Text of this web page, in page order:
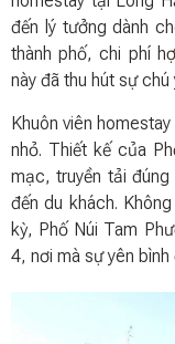
đến lý tưởng dành
thành phố, chi phí
này đã thu hút sự
Khuôn viên
nhỏ. Thiết kế của
mạc, truyền tải
đến du khách.
kỳ, Phố Núi Tam
4, nơi mà sự yên